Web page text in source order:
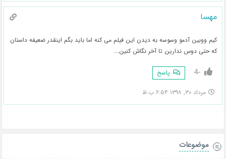
مهسا
کیم ووبین آدمو وسوسه به دیدن این فیلم می کنه اما باید بگم اینقدر ضعیفه داستان
که حتی دوس ندارین تا آخر نگاش کنین….
-4 پاسخ
مرداد ۳۰, ۱۳۹۸ ۶:۵۴ ب.ظ
موضوعات